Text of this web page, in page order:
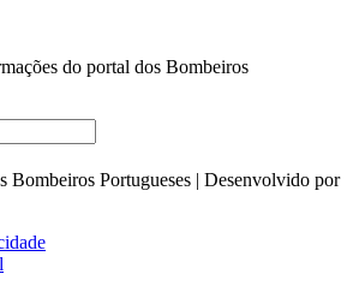
do portal dos Bombeiros
Bombeiros Portugueses | Desenvolvido por